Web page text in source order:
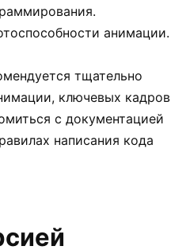
анимации.
тщательно
ключевых кадров
с документацией
написания кода